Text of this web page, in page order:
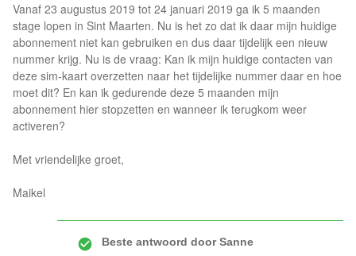
Vanaf 23 augustus 2019 tot 24 januari 2019 ga ik 5 maanden
stage lopen in Sint Maarten. Nu is het zo dat ik daar mijn huidige
abonnement niet kan gebruiken en dus daar tijdelijk een nieuw
nummer krijg. Nu is de vraag: Kan ik mijn huidige contacten van
deze sim-kaart overzetten naar het tijdelijke nummer daar en hoe
moet dit? En kan ik gedurende deze 5 maanden mijn
abonnement hier stopzetten en wanneer ik terugkom weer
activeren?
Met vriendelijke groet,
Maikel
Beste antwoord doorSanne